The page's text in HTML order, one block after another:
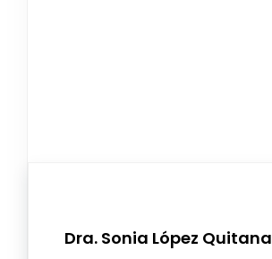
Dra. Sonia López Quitana